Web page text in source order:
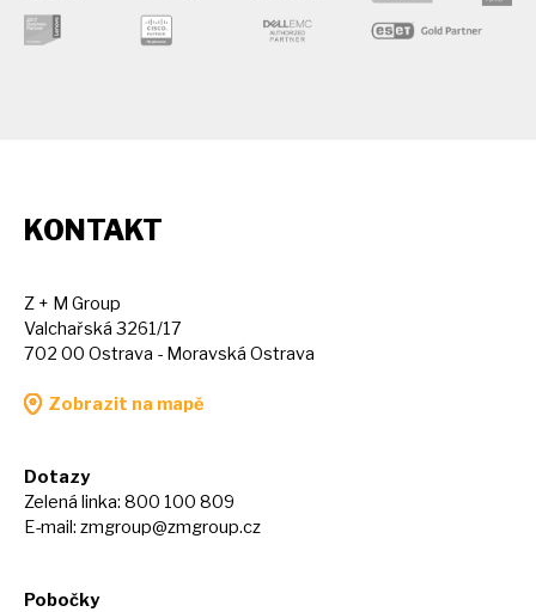
KONTAKT
Z + M Group
Valchařská 3261/17
702 00 Ostrava - Moravská Ostrava
Zobrazit na mapě
Dotazy
Zelená linka: 800 100 809
E-mail: zmgroup@zmgroup.cz
Pobočky